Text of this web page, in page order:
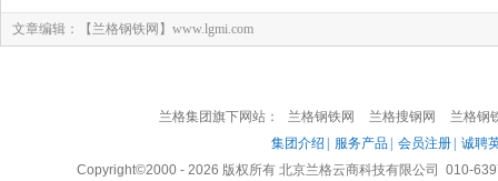
文章编辑：【兰格钢铁网】www.lgmi.com